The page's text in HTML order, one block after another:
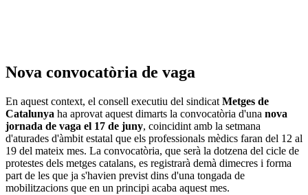
Nova convocatòria de vaga
En aquest context, el consell executiu del sindicat Metges de
Catalunya ha aprovat aquest dimarts la convocatòria d'una nova
jornada de vaga el 17 de juny, coincidint amb la setmana
d'aturades d'àmbit estatal que els professionals mèdics faran del 12 al
19 del mateix mes. La convocatòria, que serà la dotzena del cicle de
protestes dels metges catalans, es registrarà demà dimecres i forma
part de les que ja s'havien previst dins d'una tongada de
mobilitzacions que en un principi acaba aquest mes.